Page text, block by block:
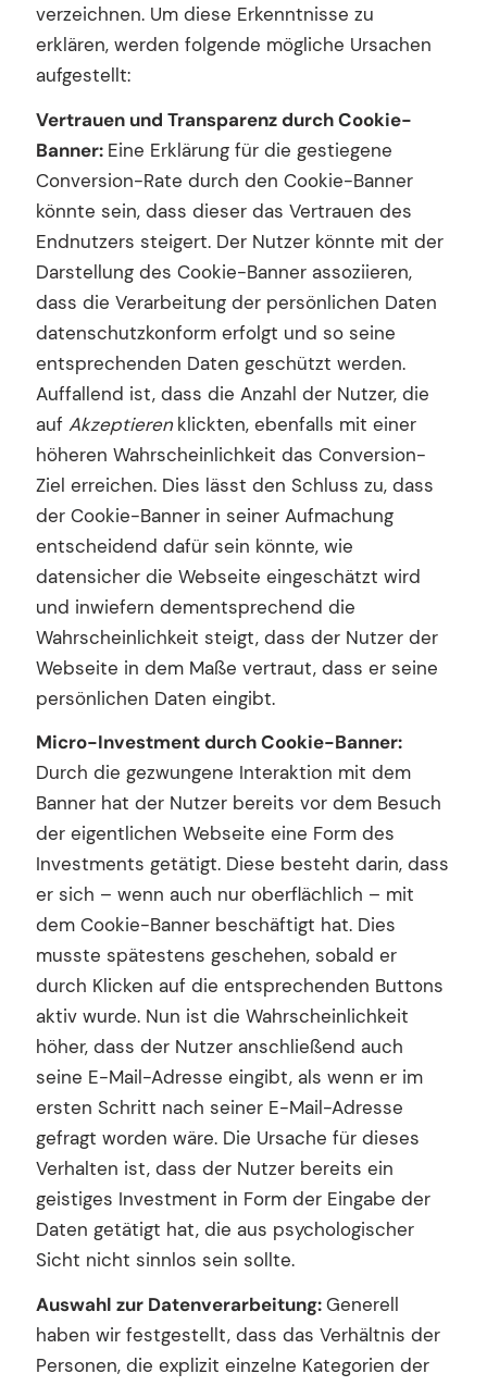
verzeichnen. Um diese Erkenntnisse zu
erklären, werden folgende mögliche Ursachen
aufgestellt:
Vertrauen und Transparenz durch Cookie-
Banner: Eine Erklärung für die gestiegene
Conversion-Rate durch den Cookie-Banner
könnte sein, dass dieser das Vertrauen des
Endnutzers steigert. Der Nutzer könnte mit der
Darstellung des Cookie-Banner assoziieren,
dass die Verarbeitung der persönlichen Daten
datenschutzkonform erfolgt und so seine
entsprechenden Daten geschützt werden.
Auffallend ist, dass die Anzahl der Nutzer, die
auf Akzeptieren klickten, ebenfalls mit einer
höheren Wahrscheinlichkeit das Conversion-
Ziel erreichen. Dies lässt den Schluss zu, dass
der Cookie-Banner in seiner Aufmachung
entscheidend dafür sein könnte, wie
datensicher die Webseite eingeschätzt wird
und inwiefern dementsprechend die
Wahrscheinlichkeit steigt, dass der Nutzer der
Webseite in dem Maße vertraut, dass er seine
persönlichen Daten eingibt.
Micro-Investment durch Cookie-Banner:
Durch die gezwungene Interaktion mit dem
Banner hat der Nutzer bereits vor dem Besuch
der eigentlichen Webseite eine Form des
Investments getätigt. Diese besteht darin, dass
er sich – wenn auch nur oberflächlich – mit
dem Cookie-Banner beschäftigt hat. Dies
musste spätestens geschehen, sobald er
durch Klicken auf die entsprechenden Buttons
aktiv wurde. Nun ist die Wahrscheinlichkeit
höher, dass der Nutzer anschließend auch
seine E-Mail-Adresse eingibt, als wenn er im
ersten Schritt nach seiner E-Mail-Adresse
gefragt worden wäre. Die Ursache für dieses
Verhalten ist, dass der Nutzer bereits ein
geistiges Investment in Form der Eingabe der
Daten getätigt hat, die aus psychologischer
Sicht nicht sinnlos sein sollte.
Auswahl zur Datenverarbeitung:Generell
haben wir festgestellt, dass das Verhältnis der
Personen, die explizit einzelne Kategorien der